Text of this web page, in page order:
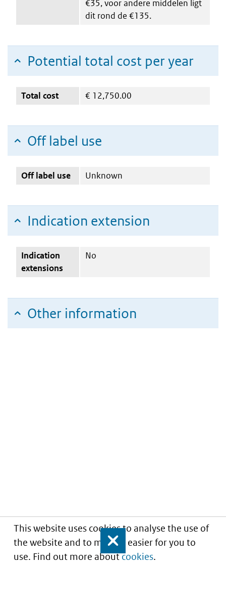
This website uses cookies to analyse the use of
the website and to make it easier for you to
use. Find out more aboutcookies.
Close
€35, voor andere middelen ligt
dit rond de €135.
Potential total cost per year
Total cost € 12,750.00
Off label use
Off label use Unknown
Indication extension
Indication
extensions
No
Other information